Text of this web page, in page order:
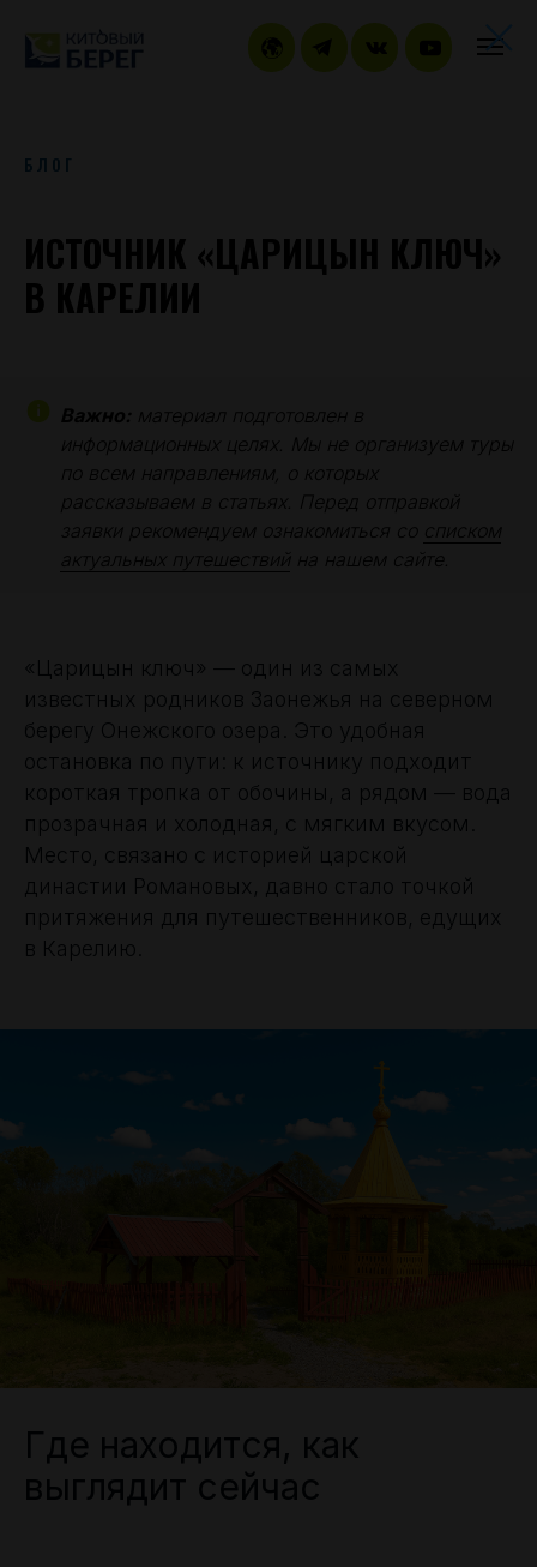
БЛОГ
ИСТОЧНИК «ЦАРИЦЫН КЛЮЧ»
В КАРЕЛИИ
Важно: материал подготовлен в
информационных целях. Мы не организуем туры
по всем направлениям, о которых
рассказываем в статьях. Перед отправкой
заявки рекомендуем ознакомиться со
списком
актуальных путешествий
на нашем сайте.
«Царицын ключ» — один из самых
известных родников Заонежья на северном
берегу Онежского озера. Это удобная
остановка по пути: к источнику подходит
короткая тропка от обочины, а рядом — вода
прозрачная и холодная, с мягким вкусом.
Место, связано с историей царской
династии Романовых, давно стало точкой
притяжения для путешественников, едущих
в Карелию.
Где находится, как
выглядит сейчас